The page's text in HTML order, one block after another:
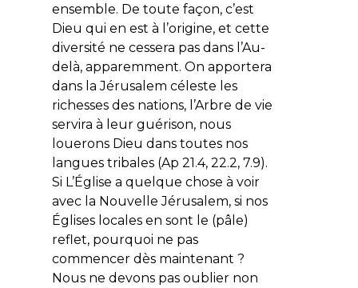
ensemble. De toute façon, c’est
Dieu qui en est à l’origine, et cette
diversité ne cessera pas dans l’Au-
delà, apparemment. On apportera
dans la Jérusalem céleste les
richesses des nations, l’Arbre de vie
servira à leur guérison, nous
louerons Dieu dans toutes nos
langues tribales (Ap 21.4, 22.2, 7.9).
Si L’Église a quelque chose à voir
avec la Nouvelle Jérusalem, si nos
Églises locales en sont le (pâle)
reflet, pourquoi ne pas
commencer dès maintenant ?
Nous ne devons pas oublier non